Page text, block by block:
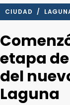
CIUDAD /
etapa
del
Laguna